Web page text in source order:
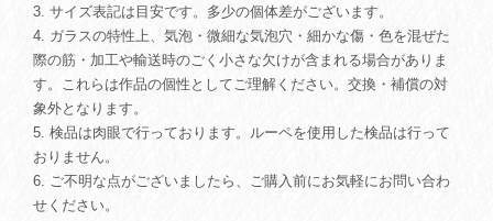
3. サイズ表記は目安です。多少の個体差がございます。
4. ガラスの特性上、気泡・微細な気泡穴・細かな傷・色を混ぜた
際の筋・加工や輸送時のごく小さな欠けが含まれる場合がありま
す。これらは作品の個性としてご理解ください。交換・補償の対
象外となります。
5. 検品は肉眼で行っております。ルーペを使用した検品は行って
おりません。
6. ご不明な点がございましたら、ご購入前にお気軽にお問い合わ
せください。